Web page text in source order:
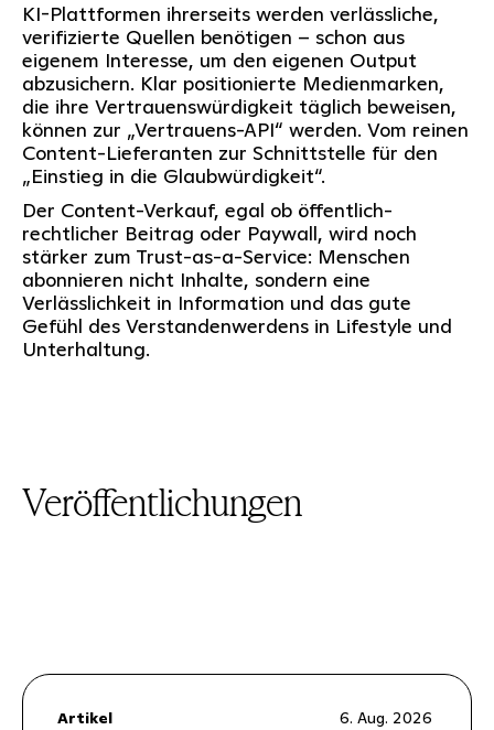
KI-Plattformen ihrerseits werden verlässliche,
verifizierte Quellen benötigen – schon aus
eigenem Interesse, um den eigenen Output
abzusichern. Klar positionierte Medienmarken,
die ihre Vertrauenswürdigkeit täglich beweisen,
können zur „Vertrauens-API“ werden. Vom reinen
Content-Lieferanten zur Schnittstelle für den
„Einstieg in die Glaubwürdigkeit“.
Der Content-Verkauf, egal ob öffentlich-
rechtlicher Beitrag oder Paywall, wird noch
stärker zum Trust-as-a-Service: Menschen
abonnieren nicht Inhalte, sondern eine
Verlässlichkeit in Information und das gute
Gefühl des Verstandenwerdens in Lifestyle und
Unterhaltung.
Veröffentlichungen
6. Aug. 2026
Artikel